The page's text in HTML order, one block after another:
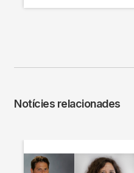
Notícies relacionades